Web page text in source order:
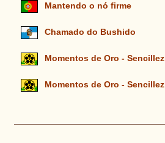
Mantendo o nó firme
Chamado do Bushido
Momentos de Oro - Sencillez
Momentos de Oro - Sencillez